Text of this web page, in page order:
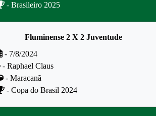
- Brasileiro 2025
Fluminense 2 X 2 Juventude
- 7/8/2024
- Raphael Claus
- Maracanã
- Copa do Brasil 2024